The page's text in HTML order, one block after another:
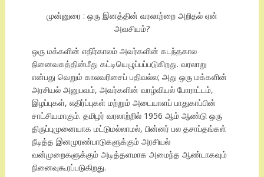
முன்னுரை : ஒரு இனத்தின் வரலாற்றை அறிதல் ஏன்
அவசியம்?
ஒரு மக்களின் எதிர்காலம் அவர்களின் கடந்தகால
நினைவகத்தின்மீது கட்டியெழுப்பப்படுகிறது. வரலாறு
என்பது வெறும் காலவரிசைப் பதிவல்ல; அது ஒரு மக்களின்
அரசியல் அனுபவம், அவர்களின் வாழ்வியல் போராட்டம்,
இழப்புகள், எதிர்ப்புகள் மற்றும் அடையாளப் பாதுகாப்பின்
சாட்சியமாகும். தமிழர் வரலாற்றில் 1956 ஆம் ஆண்டு ஒரு
திருப்புமுனையாக மட்டுமல்லாமல், பின்னர் பல தசாப்தங்கள்
நீடித்த இனமுரண்பாடுகளுக்கும் அரசியல்
வன்முறைகளுக்கும் அடித்தளமாக அமைந்த ஆண்டாகவும்
நினைவுகூரப்படுகிறது.